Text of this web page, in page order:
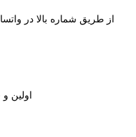
از طریق شماره بالا در
اولین